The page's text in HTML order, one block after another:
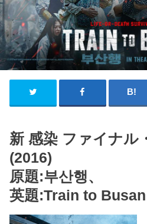
新 感染 ファイナル
(2016)
原題:부산행、
英題:Train to Busan